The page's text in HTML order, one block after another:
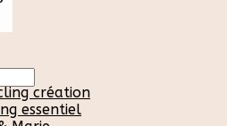
création
essentiel